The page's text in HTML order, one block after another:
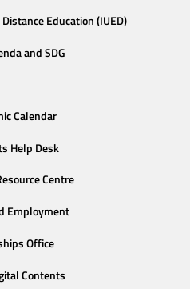
Education (IUED)
and SDG
Calendar
Help Desk
Centre
Employment
Office
Contents